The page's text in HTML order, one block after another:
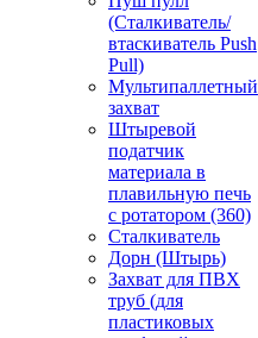
(Сталкиватель/
втаскиватель Push
Pull)
Мультипаллетный
захват
Штыревой
податчик
материала в
плавильную печь
с ротатором (360)
Сталкиватель
Дорн (Штырь)
Захват для ПВХ
труб (для
пластиковых